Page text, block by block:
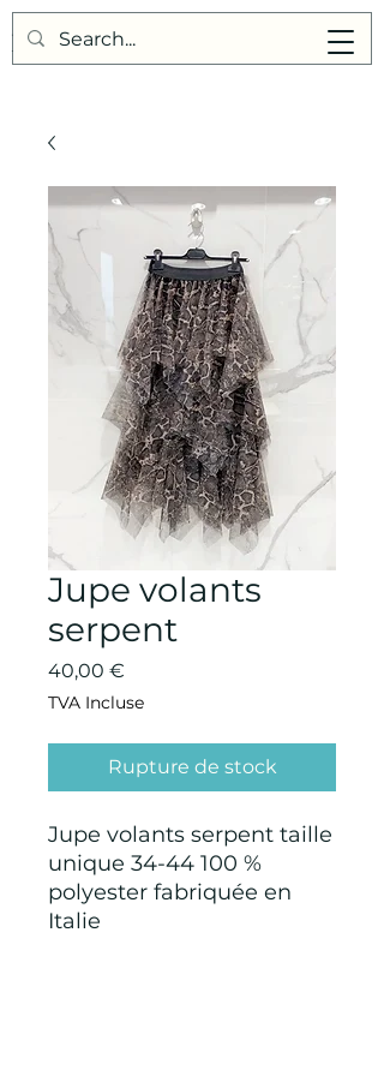
Points de Suture
Jupe volants
serpent
40,00 €
TVA Incluse
Rupture de stock
Jupe volants serpent taille
unique 34-44 100 %
polyester fabriquée en
Italie